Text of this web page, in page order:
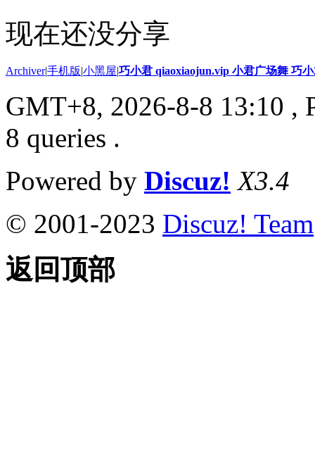
现在还没分享
Archiver|手机版|小黑屋|巧小君 qiaoxiaojun.vip 小君广场舞 巧
GMT+8, 2026-8-8 13:10 ,
8 queries .
Powered by Discuz! X3.4
© 2001-2023 Discuz! Team
返回顶部